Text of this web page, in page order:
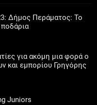
Δήμος Περάματος: Το
για ακόμη μια φορά ο
και εμπορίου Γρηγόρης
Juniors